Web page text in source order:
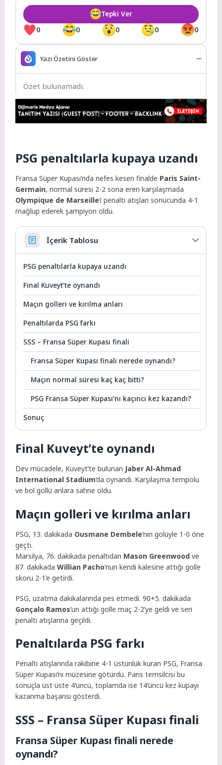
0 0 0 0 0
Tepki Ver
Yazı Özetini Göster
Özet bulunamadı.
PSG penaltılarla kupaya uzandı
Fransa Süper Kupası’nda nefes kesen finalde Paris Saint-
Germain, normal süresi 2-2 sona eren karşılaşmada
Olympique de Marseille’i penaltı atışları sonucunda 4-1
mağlup ederek şampiyon oldu.
İçerik Tablosu
PSG penaltılarla kupaya uzandı
Final Kuveyt’te oynandı
Maçın golleri ve kırılma anları
Penaltılarda PSG farkı
SSS – Fransa Süper Kupası finali
Fransa Süper Kupası finali nerede oynandı?
Maçın normal süresi kaç kaç bitti?
PSG Fransa Süper Kupası’nı kaçıncı kez kazandı?
Sonuç
Final Kuveyt’te oynandı
Dev mücadele, Kuveyt’te bulunan Jaber Al-Ahmad
International Stadium’da oynandı. Karşılaşma tempolu
ve bol gollü anlara sahne oldu.
Maçın golleri ve kırılma anları
PSG, 13. dakikada Ousmane Dembele’nin golüyle 1-0 öne
geçti.
Marsilya, 76. dakikada penaltıdan Mason Greenwood ve
87. dakikadaWillian Pacho’nun kendi kalesine attığı golle
skoru 2-1’e getirdi.
PSG, uzatma dakikalarında pes etmedi. 90+5. dakikada
Gonçalo Ramos’un attığı golle maç 2-2’ye geldi ve seri
penaltı atışlarına geçildi.
Penaltılarda PSG farkı
Penaltı atışlarında rakibine 4-1 üstünlük kuran PSG, Fransa
Süper Kupası’nı müzesine götürdü. Paris temsilcisi bu
sonuçla üst üste 4’üncü, toplamda ise 14’üncü kez kupayı
kazanma başarısı gösterdi.
SSS – Fransa Süper Kupası finali
Fransa Süper Kupası finali nerede
oynandı?